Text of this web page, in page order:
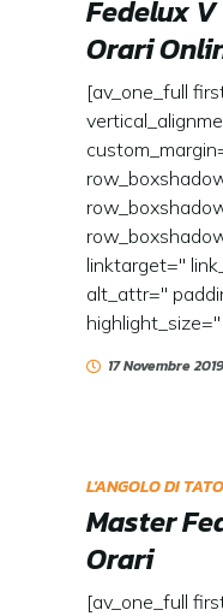
Fedelux
Orari
[av_one_full
linktarget=''
alt_attr=''
17 Novembre 2019
L'ANGOLO DI TATO
Master
Orari
[av_one_full